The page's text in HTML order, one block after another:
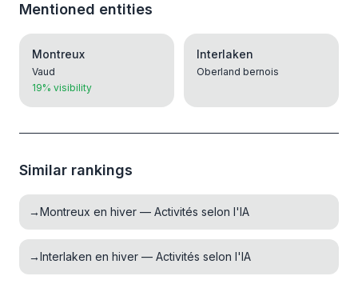
Mentioned entities
Montreux
Vaud
19% visibility
Interlaken
Oberland bernois
Similar rankings
→Montreux en hiver — Activités selon l'IA
→Interlaken en hiver — Activités selon l'IA